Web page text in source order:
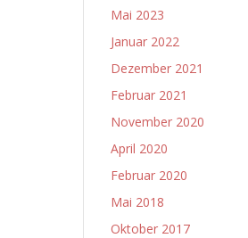
Mai 2023
Januar 2022
Dezember 2021
Februar 2021
November 2020
April 2020
Februar 2020
Mai 2018
Oktober 2017